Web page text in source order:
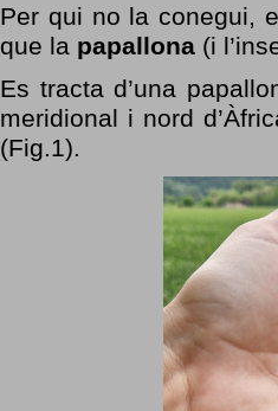
Per qui no la conegui,
que la papallona (i
Es tracta d’una
meridional i nord
(Fig.1).